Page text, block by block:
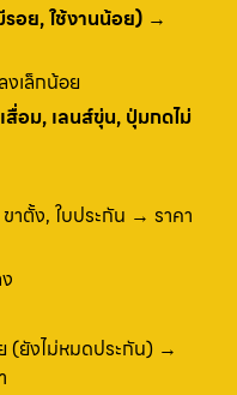
อย, ใช้งานน้อย) →
เล็กน้อย
อม, เลนส์ขุ่น, ปุ่มกดไม่
าตั้ง, ใบประกัน → ราคา
(ยังไม่หมดประกัน) →